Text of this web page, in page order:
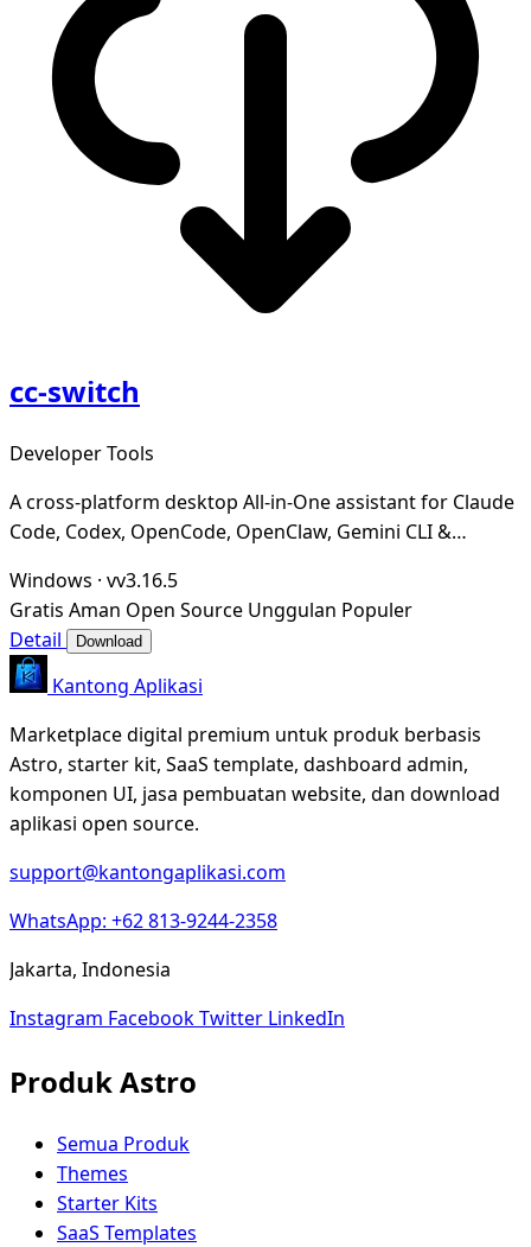
cc-switch
Developer Tools
A cross-platform desktop All-in-One assistant for Claude
Code, Codex, OpenCode, OpenClaw, Gemini CLI &
Windows · vv3.16.5
Gratis Aman Open Source Unggulan Populer
Detail
Download
Kantong Aplikasi
Marketplace digital premium untuk produk berbasis
Astro, starter kit, SaaS template, dashboard admin,
komponen UI, jasa pembuatan website, dan download
aplikasi open source.
support@kantongaplikasi.com
WhatsApp: +62 813-9244-2358
Jakarta, Indonesia
Instagram FacebookTwitter LinkedIn
Produk Astro
Semua Produk
Themes
Starter Kits
SaaS Templates